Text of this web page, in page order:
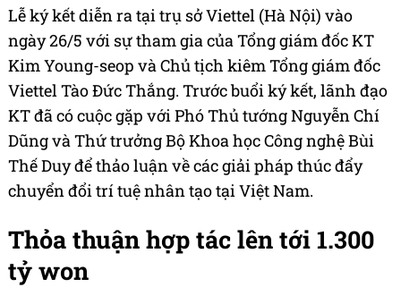
Lễ ký kết diễn ra tại trụ sở Viettel (Hà Nội) vào
ngày 26/5 với sự tham gia của Tổng giám đốc KT
Kim Young-seop và Chủ tịch kiêm Tổng giám đốc
Viettel Tào Đức Thắng. Trước buổi ký kết, lãnh đạo
KT đã có cuộc gặp với Phó Thủ tướng Nguyễn Chí
Dũng và Thứ trưởng Bộ Khoa học Công nghệ Bùi
Thế Duy để thảo luận về các giải pháp thúc đẩy
chuyển đổi trí tuệ nhân tạo tại Việt Nam.
Thỏa thuận hợp tác lên tới 1.300
tỷ won